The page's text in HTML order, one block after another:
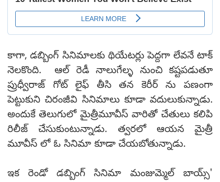
కాగా, డబ్బింగ్ సినిమాలకు థియేటర్లు పెద్దగా లేవనే టాక్
నెలకొంది. ఆల్ రెడీ నాలుగేల్ళ నుంచి కష్టపడుతూ
ప్రుధ్వీరాజ్ గోట్ లైఫ్ తీసి తన కెరీర్ ను పణంగా
పెట్టుకుని చిరంజీవి సినిమాలు కూడా వదులుకున్నాడు.
అందుకే తెలుగులో మైత్రీమూవీస్ వారితో చేతులు కలిపి
రిలీజ్ చేసుకుంటున్నాడు. త్వరలో ఆయన మైత్రీ
మూవీస్ లో ఓ సినిమా కూడా చేయబోతున్నాడు.
ఇక రెండో డబ్బింగ్ సినిమా మంజుమ్మెల్ బాయ్స్'